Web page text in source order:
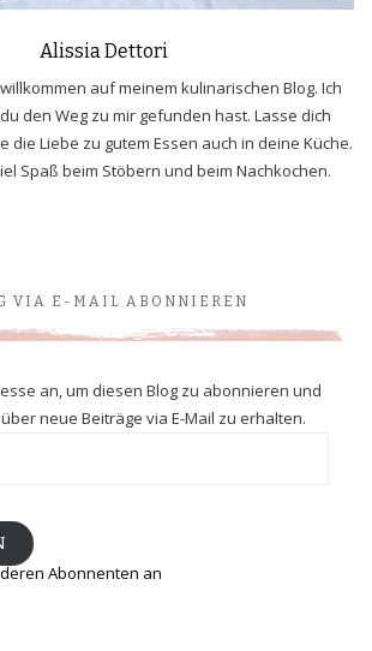
Alissia Dettori
auf meinem kulinarischen Blog. Ich
den Weg zu mir gefunden hast. Lasse dich
die Liebe zu gutem Essen auch in deine Küche.
Spaß beim Stöbern und beim Nachkochen.
VIA E-MAIL ABONNIEREN
an, um diesen Blog zu abonnieren und
neue Beiträge via E-Mail zu erhalten.
Abonnenten an